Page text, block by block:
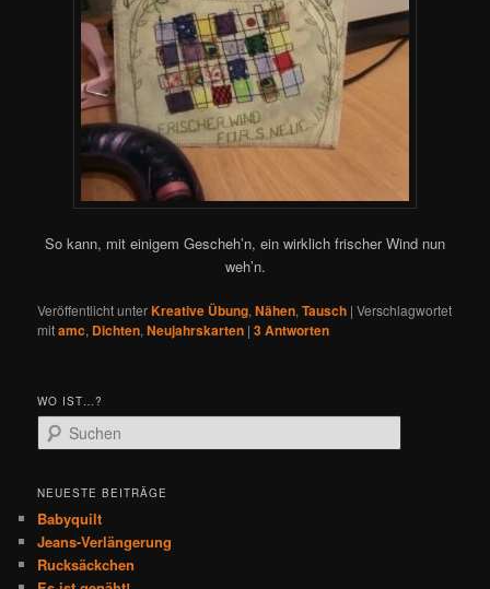
So kann, mit einigem Gescheh’n, ein wirklich frischer Wind nun
weh’n.
Veröffentlicht unterKreative Übung,Nähen,Tausch |Verschlagwortet
mitamc, Dichten,Neujahrskarten |3Antworten
WO IST…?
u
h
n
NEUESTE BEITRÄGE
Babyquilt
Jeans-Verlängerung
Rucksäckchen